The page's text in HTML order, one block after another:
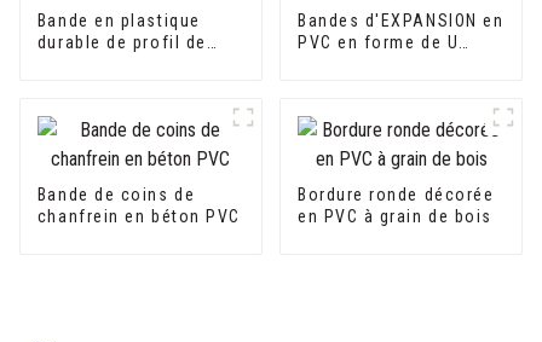
Bande en plastique
durable de profil de
forme de U d'extrusion
de PVC
Bandes d'EXPANSION en
PVC en forme de U
plâtre
Bande de coins de
chanfrein en béton PVC
Bordure ronde décorée
en PVC à grain de bois